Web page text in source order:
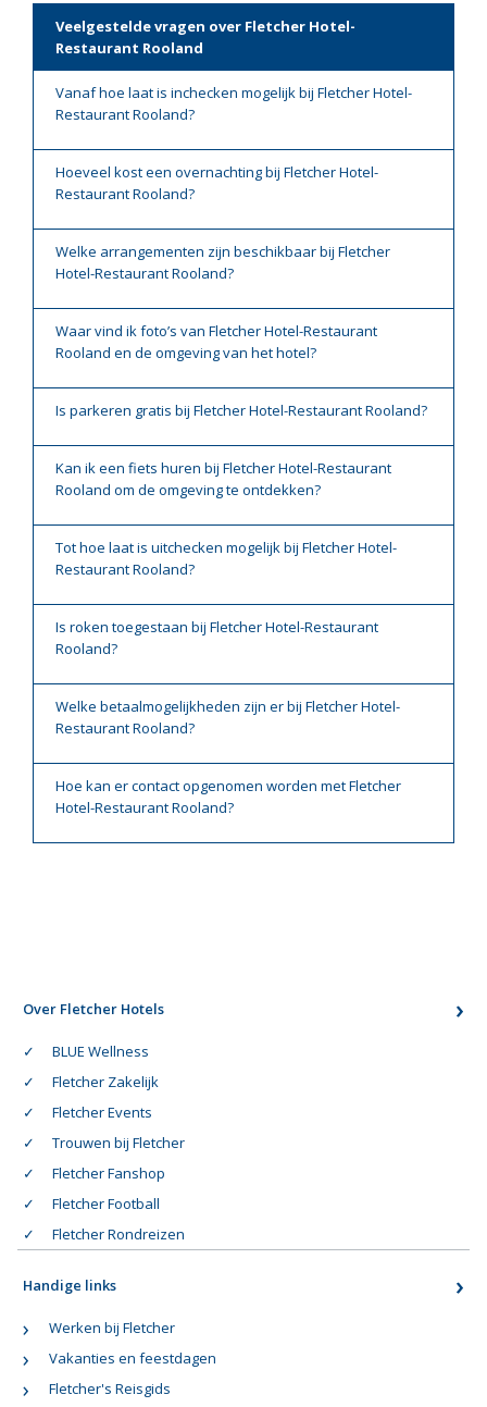
Veelgestelde vragen over Fletcher Hotel-
Restaurant Rooland
Vanaf hoe laat is inchecken mogelijk bij Fletcher Hotel-
Restaurant Rooland?
Hoeveel kost een overnachting bij Fletcher Hotel-
Restaurant Rooland?
Welke arrangementen zijn beschikbaar bij Fletcher
Hotel-Restaurant Rooland?
Waar vind ik foto’s van Fletcher Hotel-Restaurant
Rooland en de omgeving van het hotel?
Is parkeren gratis bij Fletcher Hotel-Restaurant Rooland?
Kan ik een fiets huren bij Fletcher Hotel-Restaurant
Rooland om de omgeving te ontdekken?
Tot hoe laat is uitchecken mogelijk bij Fletcher Hotel-
Restaurant Rooland?
Is roken toegestaan bij Fletcher Hotel-Restaurant
Rooland?
Welke betaalmogelijkheden zijn er bij Fletcher Hotel-
Restaurant Rooland?
Hoe kan er contact opgenomen worden met Fletcher
Hotel-Restaurant Rooland?
Over Fletcher Hotels
BLUE Wellness
Fletcher Zakelijk
Fletcher Events
Trouwen bij Fletcher
Fletcher Fanshop
Fletcher Football
Fletcher Rondreizen
Handige links
Werken bij Fletcher
Vakanties en feestdagen
Fletcher's Reisgids